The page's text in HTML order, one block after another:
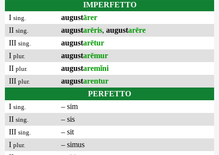
IMPERFETTO
I sing. augustārer
II sing. augustarēris, augustarēre
III sing. augustarētur
I plur. augustarēmur
II plur. augustaremĭni
III plur. augustarentur
PERFETTO
I sing.
– sim
II sing.
– sis
III sing.
– sit
I plur.
– simus